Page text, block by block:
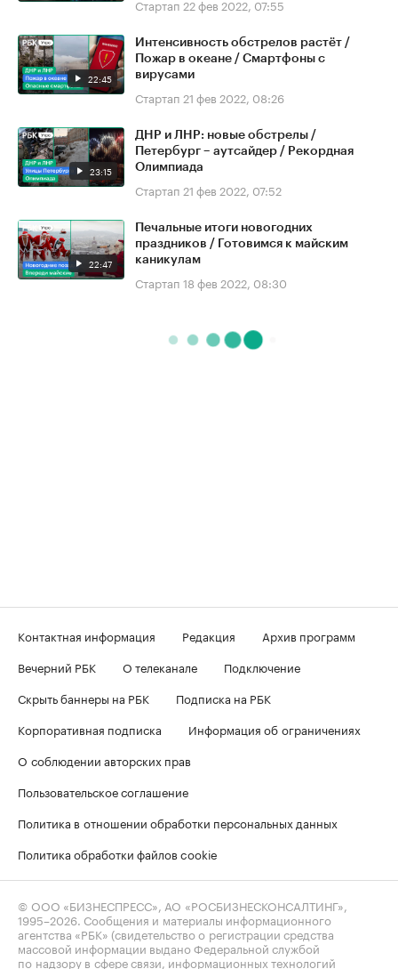
Стартап 22 фев 2022, 07:55
22:45
Интенсивность обстрелов растёт /
Пожар в океане / Смартфоны с
вирусами
Стартап 21 фев 2022, 08:26
23:15
ДНР и ЛНР: новые обстрелы /
Петербург – аутсайдер / Рекордная
Олимпиада
Стартап 21 фев 2022, 07:52
22:47
Печальные итоги новогодних
праздников / Готовимся к майским
каникулам
Стартап 18 фев 2022, 08:30
Контактная информация Редакция
Архив программ
Вечерний РБК
О телеканале
Подключение
Скрыть баннеры на РБК
Подписка на РБК
Корпоративная подписка
Информация об ограничениях
О соблюдении авторских прав
Пользовательское соглашение
Политика в отношении обработки персональных данных
Политика обработки файлов cookie
© ООО «БИЗНЕСПРЕСС», АО «РОСБИЗНЕСКОНСАЛТИНГ»,
1995–2026 . Сообщения и материалы информационного
агентства «РБК» (свидетельство о регистрации средства
массовой информации выдано Федеральной службой
по надзору в сфере связи, информационных технологий